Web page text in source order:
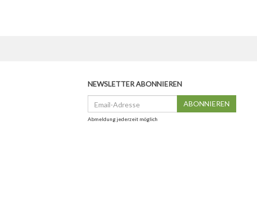
NEWSLETTER ABONNIEREN
Adresse
ABONNIEREN
Abmeldung jederzeit möglich